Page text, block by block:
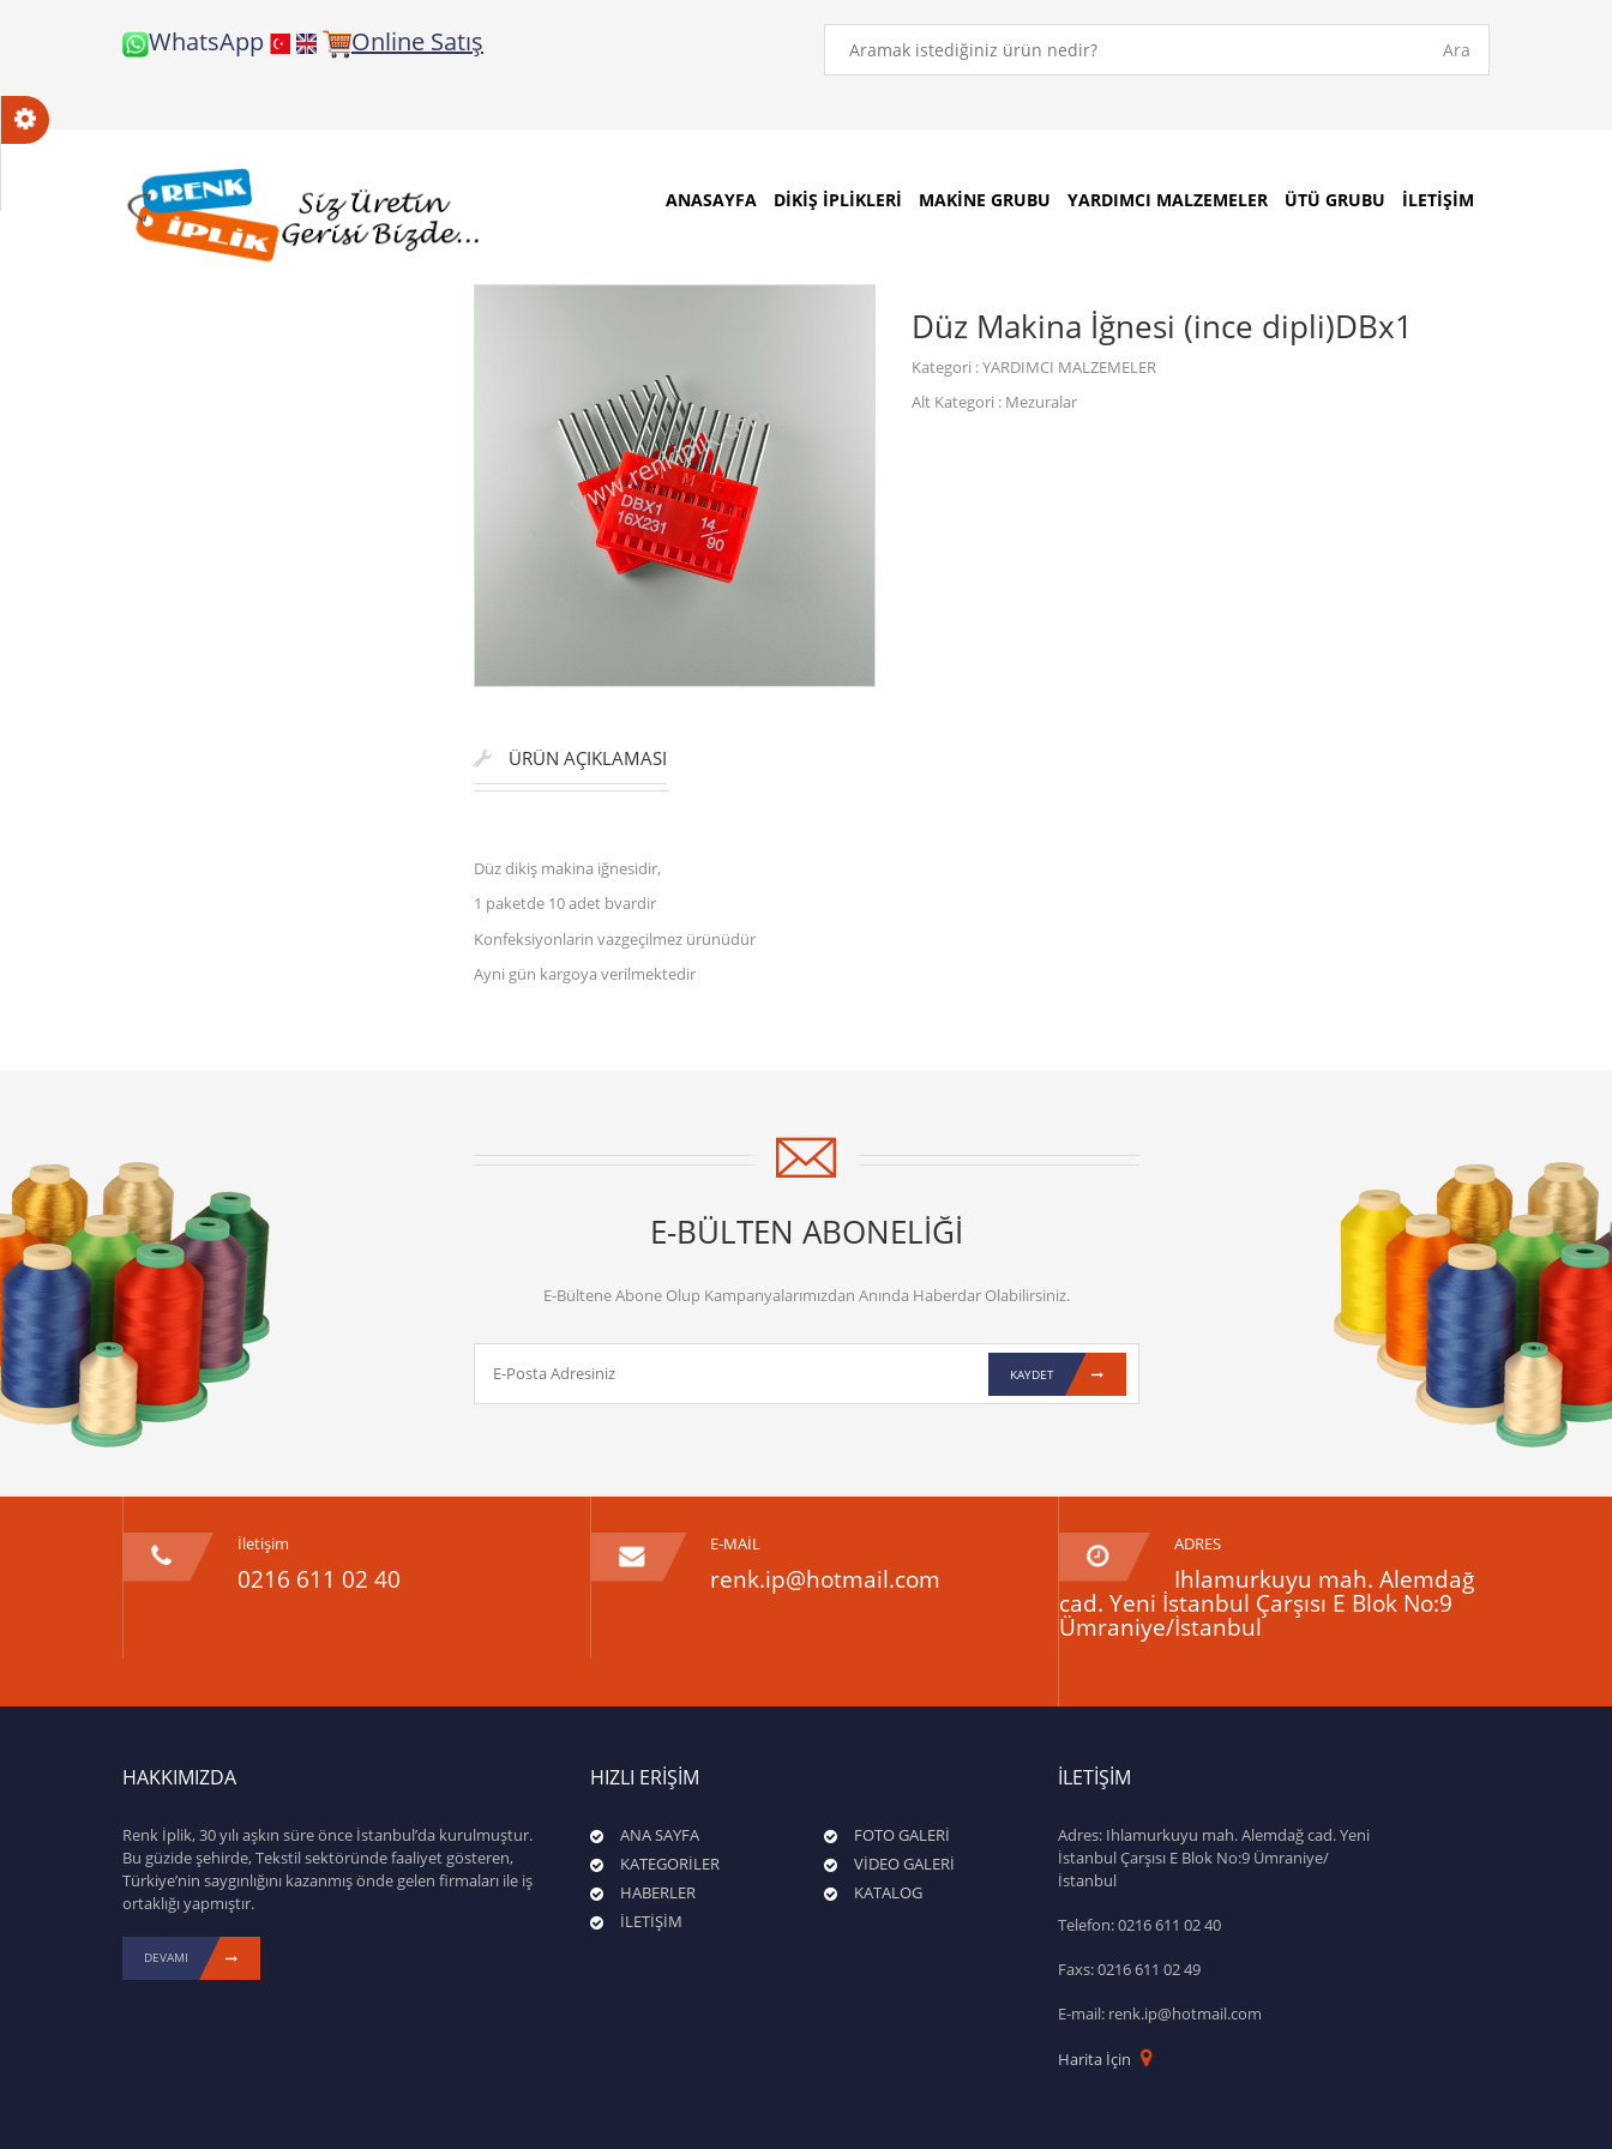
WhatsApp Online Satış Ara
ANASAYFA DİKİŞ İPLİKLERİ MAKİNE GRUBU YARDIMCI MALZEMELER ÜTÜ GRUBU İLETIŞIM
Düz Makina İğnesi (ince dipli)DBx1
Kategori : YARDIMCI MALZEMELER
Alt Kategori : Mezuralar
ÜRÜN AÇIKLAMASI
Düz dikiş makina iğnesidir,
1 paketde 10 adet bvardir
Konfeksiyonlarin vazgeçilmez ürünüdür
Ayni gün kargoya verilmektedir
E-BÜLTEN ABONELİĞİ
E-Bültene Abone Olup Kampanyalarımızdan Anında Haberdar Olabilirsiniz.
KAYDET
İletişim
0216 611 02 40
E-MAİL
renk.ip@hotmail.com
ADRES
Ihlamurkuyu mah. Alemdağ
cad. Yeni İstanbul Çarşısı E Blok No:9
Ümraniye/İstanbul
HAKKIMIZDA
Renk İplik, 30 yılı aşkın süre önce İstanbul’da kurulmuştur.
Bu güzide şehirde, Tekstil sektöründe faaliyet gösteren,
Türkiye’nin saygınlığını kazanmış önde gelen firmaları ile iş
ortaklığı yapmıştır.
DEVAMI
HIZLI ERİŞİM
ANA SAYFA
KATEGORİLER
HABERLER
İLETİŞİM
FOTO GALERİ
VİDEO GALERİ
KATALOG
İLETİŞİM
Adres: Ihlamurkuyu mah. Alemdağ cad. Yeni
İstanbul Çarşısı E Blok No:9 Ümraniye/
İstanbul
Telefon: 0216 611 02 40
Faxs: 0216 611 02 49
E-mail: renk.ip@hotmail.com
Harita İçin